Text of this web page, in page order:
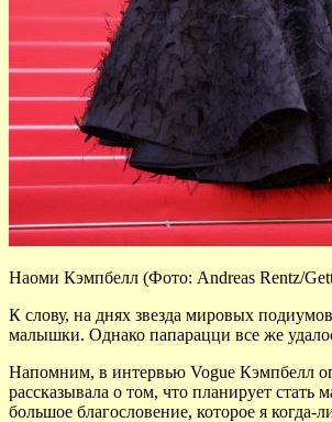
Наоми Кэмпбелл (Фото: Andreas Rentz/
К слову, на днях звезда мировых
малышки. Однако папарацци все же
Напомним, в интервью Vogue Кэмпбелл
рассказывала о том, что планирует
большое благословение, которое я когда-